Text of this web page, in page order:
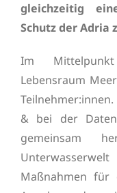
gleichzeitig
Schutz der Adria
Im
Lebensraum
& bei der
gemeinsam
Maßnahmen für